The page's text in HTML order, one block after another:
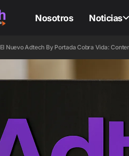
Nosotros Noticias
El Nuevo Adtech By Portada Cobra Vida: